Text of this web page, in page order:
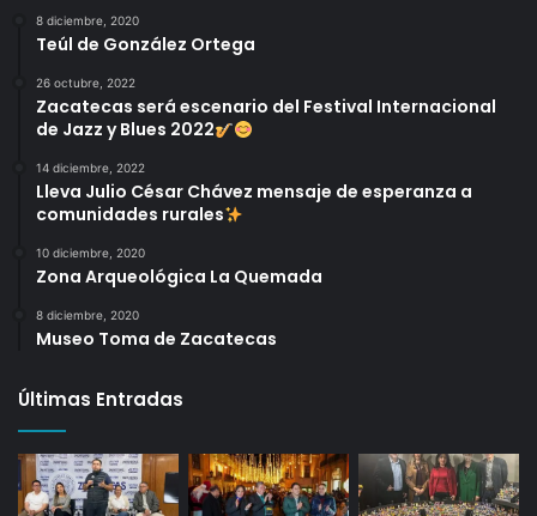
8 diciembre, 2020
Teúl de González Ortega
26 octubre, 2022
Zacatecas será escenario del Festival Internacional
de Jazz y Blues 2022
14 diciembre, 2022
Lleva Julio César Chávez mensaje de esperanza a
comunidades rurales
10 diciembre, 2020
Zona Arqueológica La Quemada
8 diciembre, 2020
Museo Toma de Zacatecas
Últimas Entradas